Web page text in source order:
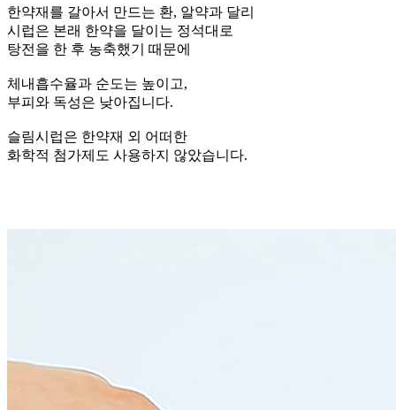
한약재를 갈아서 만드는 환, 알약과 달리
시럽은 본래 한약을 달이는 정석대로
탕전을 한 후 농축했기 때문에
체내흡수율과 순도는 높이고,
부피와 독성은 낮아집니다.
슬림시럽은 한약재 외 어떠한
화학적 첨가제도 사용하지 않았습니다.